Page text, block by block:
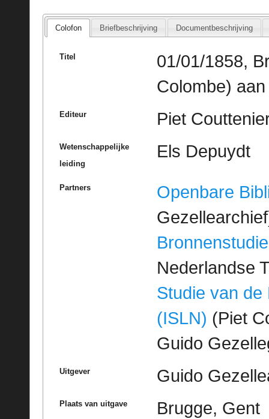
Colofon Briefbeschrijving Documentbeschrijving
Titel
01/01/1858,
Colombe)
Editeur Piet
Wetenschappelijke
leiding
Els Depuydt
Partners
Openbare
Bronnenstudie
Nederlandse
Studie van de
(ISLN) (Piet
Guido
Uitgever Guido
Plaats van uitgave Brugge, Gent